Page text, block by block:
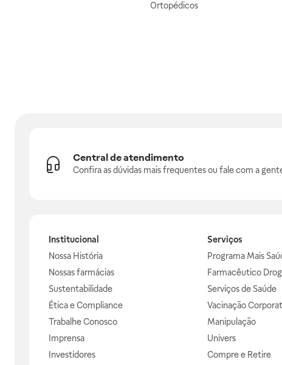
Ortopédicos
Central de atendimento
Confira as dúvidas mais frequentes ou fale com a
Institucional
Nossa História
Nossas farmácias
Sustentabilidade
Ética e Compliance
Trabalhe Conosco
Imprensa
Investidores
Serviços
Programa Mais
Farmacêutico
Serviços de Saúde
Vacinação
Manipulação
Univers
Compre e Retire